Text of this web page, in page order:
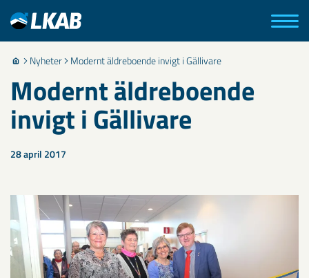
Nyheter Modernt äldreboende invigt i Gällivare
Modernt äldreboende
invigt i Gällivare
28 april 2017